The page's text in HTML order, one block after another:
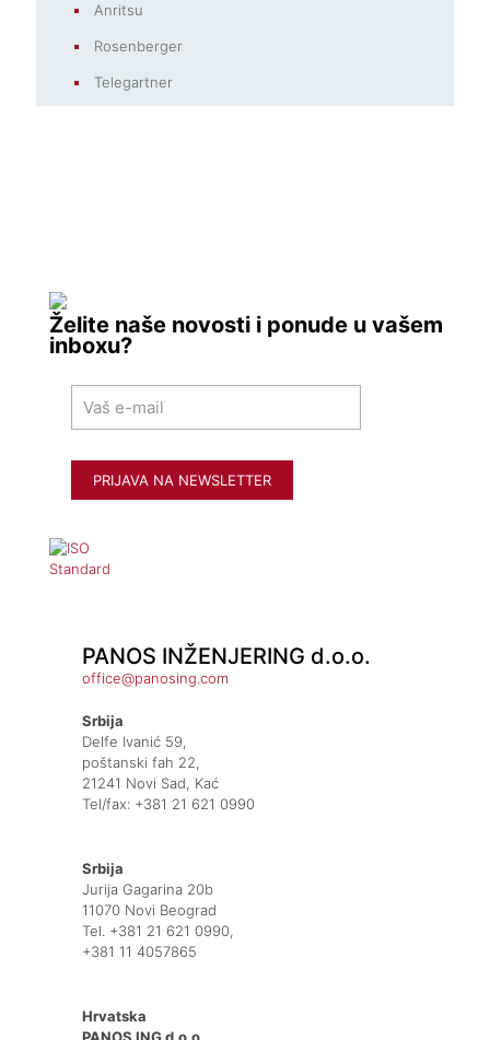
Anritsu
Rosenberger
Telegartner
Želite naše novosti i ponude u vašem
inboxu?
PANOS INŽENJERING d.o.o.
office@panosing.com
Srbija
Delfe Ivanić 59,
poštanski fah 22,
21241 Novi Sad, Kać
Tel/fax: +381 21 621 0990
Srbija
Jurija Gagarina 20b
11070 Novi Beograd
Tel. +381 21 621 0990,
+381 11 4057865
Hrvatska